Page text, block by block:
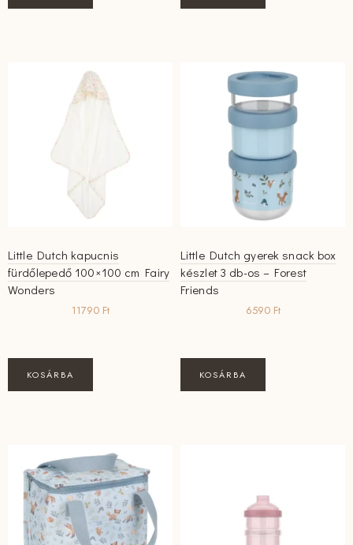
Little Dutch kapucnis
fürdőlepedő 100×100 cm Fairy
Wonders
11790 Ft
KOSÁRBA
Little Dutch gyerek snack box
készlet 3 db-os – Forest
Friends
6590 Ft
KOSÁRBA